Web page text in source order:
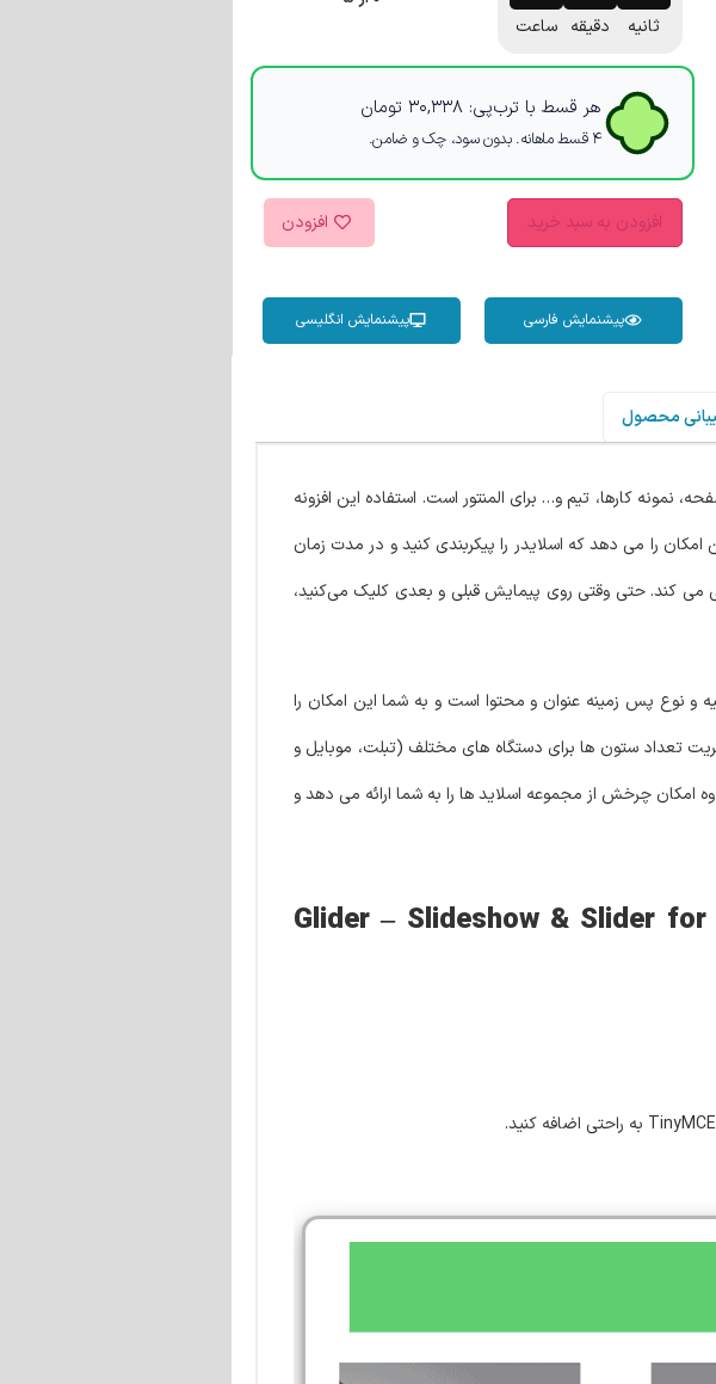
ساعت دقیقه ثانیه
هر قسط با ترب‌پی:۳۰,۳۳۸ تومان
۴ قسط ماهانه. بدون سود، چک و ضامن.
افزودن به سبد خرید افزودن
پیشنمایش فارسی پیشنمایش انگلیسی
محصول
با 6 الگو اسلایدر تمام صفحه، نمونه کارها، تیم و… برای المنتور است. استفاده این افزونه
را می دهد که اسلایدر را پیکربندی کنید و در مدت زمان
می کند. حتی وقتی روی پیمایش قبلی و بعدی کلیک می‌کنید،
و نوع پس زمینه عنوان و محتوا است و به شما این امکان را
پوشش و کارت ها است دارای امکان مدیریت تعداد ستون ها برای دستگاه های مختلف (تبلت، موبایل و
امکان چرخش از مجموعه اسلاید ها را به شما ارائه می دهد و
ویژگی های افزونه گلایدر | ساخت اسلایدر و اسلایدشو برای المنتور | Glider – Slideshow & Slider for